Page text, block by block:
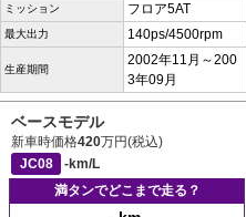
ミッション フロア5AT
最大出力 140ps/4500rpm
生産期間
2002年11月～200
3年09月
ベースモデル
新車時価格420万円(税込)
JC08
-km/L
満タンでどこまで走る？